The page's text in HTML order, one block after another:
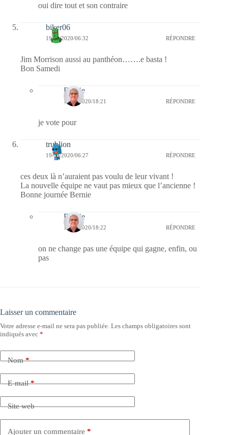
oui dire tout et son contraire
biker06
19/09/2020/06:32 RÉPONDRE
Jim Morrison aussi au panthéon…….e basta !
Bon Samedi
Bernie
19/09/2020/18:21 RÉPONDRE
je vote pour
trublion
19/09/2020/06:27 RÉPONDRE
ces deux là n’auraient pas voulu de leur vivant !
La nouvelle équipe ne vaut pas mieux que l’ancienne !
Bonne journée Bernie
Bernie
19/09/2020/18:22 RÉPONDRE
on ne change pas une équipe qui gagne, enfin, ou
pas
Laisser un commentaire
Votre adresse e-mail ne sera pas publiée. Les champs obligatoires sont
indiqués avec *
Nom*
E-mail*
Site web
Ajouter un commentaire *